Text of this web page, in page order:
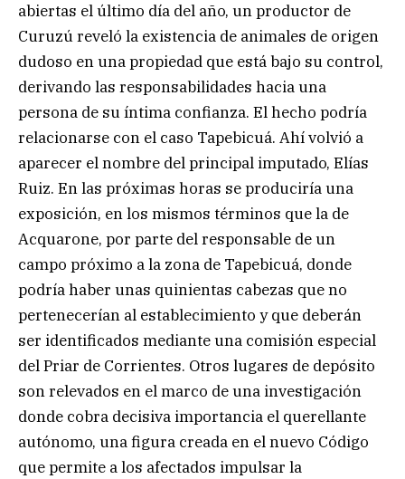
abiertas el último día del año, un productor de
Curuzú reveló la existencia de animales de origen
dudoso en una propiedad que está bajo su control,
derivando las responsabilidades hacia una
persona de su íntima confianza. El hecho podría
relacionarse con el caso Tapebicuá. Ahí volvió a
aparecer el nombre del principal imputado, Elías
Ruiz. En las próximas horas se produciría una
exposición, en los mismos términos que la de
Acquarone, por parte del responsable de un
campo próximo a la zona de Tapebicuá, donde
podría haber unas quinientas cabezas que no
pertenecerían al establecimiento y que deberán
ser identificados mediante una comisión especial
del Priar de Corrientes. Otros lugares de depósito
son relevados en el marco de una investigación
donde cobra decisiva importancia el querellante
autónomo, una figura creada en el nuevo Código
que permite a los afectados impulsar la